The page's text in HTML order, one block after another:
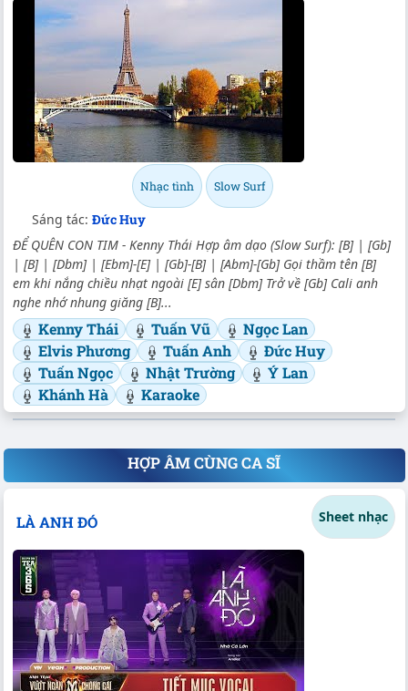
Nhạc tình Slow Surf
Sáng tác: Đức Huy
ĐỂ QUÊN CON TIM - Kenny Thái Hợp âm dạo (Slow Surf): [B] | [Gb]
| [B] | [Dbm] | [Ebm]-[E] | [Gb]-[B] | [Abm]-[Gb] Gọi thầm tên [B]
em khi nắng chiều nhạt ngoài [E] sân [Dbm] Trở về [Gb] Cali anh
nghe nhớ nhung giăng [B]...
Kenny Thái Tuấn Vũ
Ngọc Lan
Elvis Phương
Tuấn Anh
Đức Huy
Tuấn Ngọc
Nhật Trường
Ý Lan
Khánh Hà
Karaoke
HỢP ÂM CÙNG CA SĨ
LÀ ANH ĐÓ Sheet nhạc